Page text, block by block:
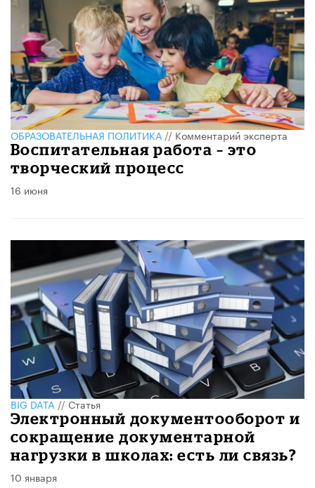
ОБРАЗОВАТЕЛЬНАЯ ПОЛИТИКА//Комментарий эксперта
Воспитательная работа – это
творческий процесс
16 июня
BIG DATA//Статья
Электронный документооборот и
сокращение документарной
нагрузки в школах: есть ли связь?
10 января